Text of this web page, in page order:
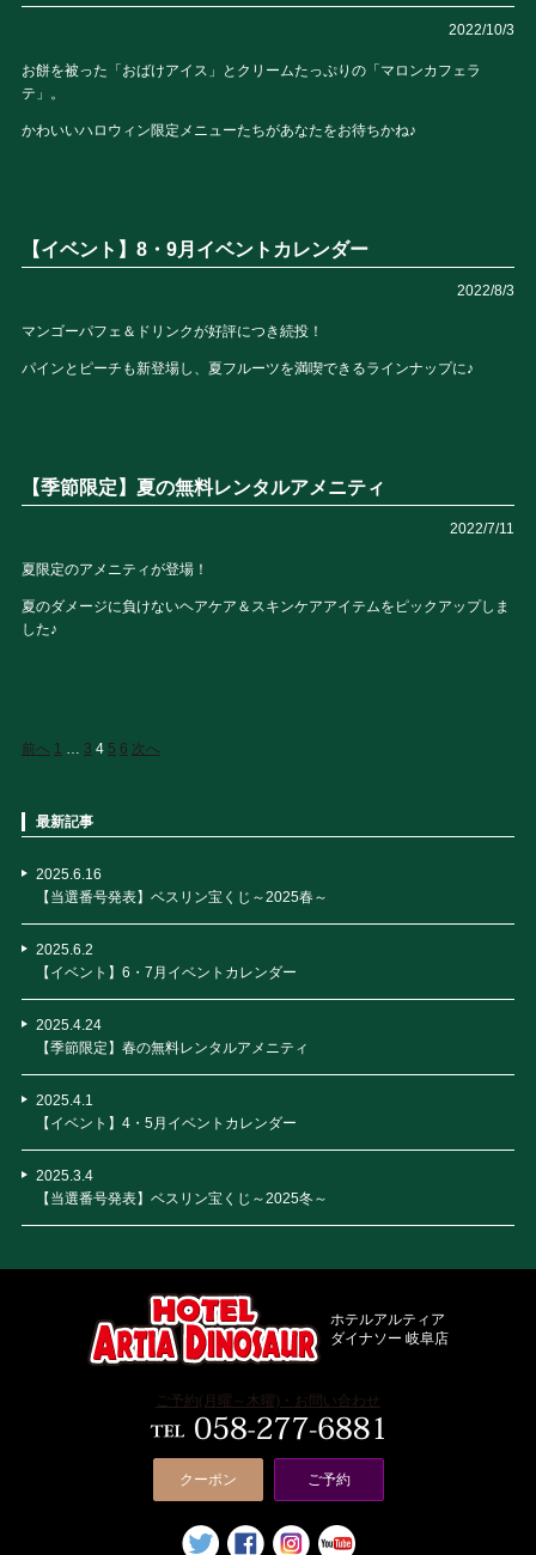
2022/10/3
お餅を被った「おばけアイス」とクリームたっぷりの「マロンカフェラ
テ」。
かわいいハロウィン限定メニューたちがあなたをお待ちかね♪
【イベント】8・9月イベントカレンダー
2022/8/3
マンゴーパフェ＆ドリンクが好評につき続投！
パインとピーチも新登場し、夏フルーツを満喫できるラインナップに♪
【季節限定】夏の無料レンタルアメニティ
2022/7/11
夏限定のアメニティが登場！
夏のダメージに負けないヘアケア＆スキンケアアイテムをピックアップしま
した♪
前へ 1 … 3 4 5 6 次へ
最新記事
2025.6.16
【当選番号発表】ベスリン宝くじ～2025春～
2025.6.2
【イベント】6・7月イベントカレンダー
2025.4.24
【季節限定】春の無料レンタルアメニティ
2025.4.1
【イベント】4・5月イベントカレンダー
2025.3.4
【当選番号発表】ベスリン宝くじ～2025冬～
ホテルアルティア
ダイナソー 岐阜店
ご予約(月曜～木曜)・お問い合わせ
クーポン ご予約